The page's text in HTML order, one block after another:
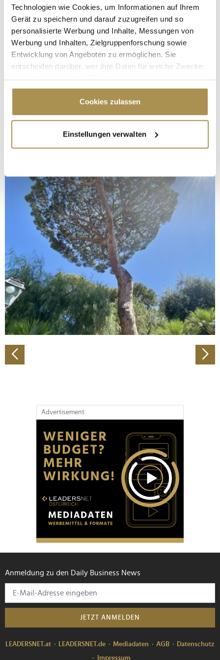
Technologien wie Cookies, um Informationen auf Ihrem
Gerät zu speichern und darauf zuzugreifen und so
personalisierte Werbung und Inhalte, Messungen von
Werbung und Inhalten, Zielgruppenforschung sowie
Entwicklung von Angeboten zu ermöglichen. Sie
entscheiden darüber, wer Ihre Daten für welche Zwecke
Cookie-Erklärung oder durch Klicken auf das Privacy
Trigger Symbol ändern oder widerrufen
Informationen über Ihre geografische Lage
erfassen, welche bis auf einige Meter genau sein
bestimmten Merkmalen (Fingerprinting) identifizieren
Erfahren Sie mehr darüber, wie Ihre persönlichen Daten
verarbeitet werden, und legen Sie Ihre Präferenzen im
Abschnitt Einzelheitenfest.
Wir verwenden Cookies, um Inhalte und Anzeigen zu
personalisieren, Funktionen für soziale Medien anbieten
zu können und die Zugriffe auf unsere Website zu
analysieren. Außerdem geben wir Informationen zu Ihrer
Verwendung unserer Website an unsere Partner für
soziale Medien, Werbung und Analysen weiter. Unsere
Partner führen diese Informationen möglicherweise mit
weiteren Daten zusammen, die Sie ihnen bereitgestellt
gesammelt haben.
Cookies zulassen
Einstellungen verwalten
Advertisement
Anmeldung zu den Daily Business News
JETZT ANMELDEN
LEADERSNET.at LEADERSNET.de Mediadaten AGB
Datenschutz
Impressum